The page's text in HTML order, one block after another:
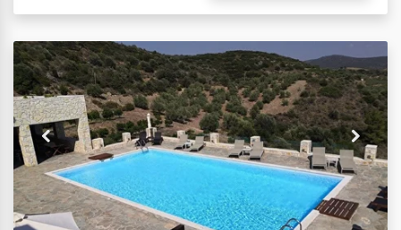
Πελοπόννησος
Πήλιο
Πιερία
Πλαταμώνας
Πλύτρα Λακωνίας
Πόρος
Πόρτο Χέλι